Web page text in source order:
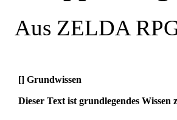
Aus ZELDA
[] Grundwissen
Dieser Text ist grundlegendes